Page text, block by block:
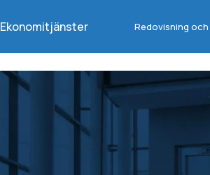
Ekonomitjänster Redovisning